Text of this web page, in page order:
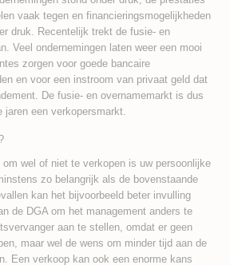
vaak tegen en financieringsmogelijkheden
druk. Recentelijk trekt de fusie- en
Veel ondernemingen laten weer een mooi
zorgen voor goede bancaire
en voor een instroom van privaat geld dat
De fusie- en overnamemarkt is dus
een verkopersmarkt.
om wel of niet te verkopen is uw persoonlijke
zo belangrijk als de bovenstaande
kan het bijvoorbeeld beter invulling
de DGA om het management anders te
aan te stellen, omdat er geen
maar wel de wens om minder tijd aan de
Een verkoop kan ook een enorme kans